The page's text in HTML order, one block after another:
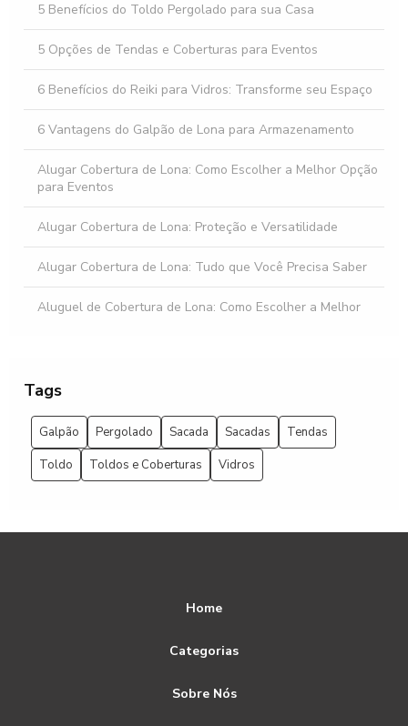
Descubra os Benefícios da Locação de Tenda 10x10 para
Seu Evento
5 Benefícios do Toldo Pergolado para sua Casa
5 Opções de Tendas e Coberturas para Eventos
6 Benefícios do Reiki para Vidros: Transforme seu Espaço
6 Vantagens do Galpão de Lona para Armazenamento
Alugar Cobertura de Lona: Como Escolher a Melhor Opção
para Eventos
Alugar Cobertura de Lona: Proteção e Versatilidade
Alugar Cobertura de Lona: Tudo que Você Precisa Saber
Aluguel de Cobertura de Lona: Como Escolher a Melhor
Aluguel de Grades para Eventos: Solução Prática
Aluguel de Palco SP para Eventos Incríveis
Aluguel de Palco SP: Como Escolher o Melhor
Aluguel de Tenda Piramidal: Conforto e Estilo
Aluguel de Tendas em Campinas
Tags
Galpão Pergolado Sacada Sacadas
Tendas
Toldo
Toldos e Coberturas Vidros
Home
Categorias
Sobre Nós